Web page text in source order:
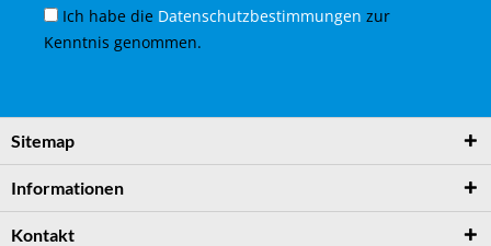
Ich habe die Datenschutzbestimmungen zur
Kenntnis genommen.
Sitemap
Informationen
Kontakt